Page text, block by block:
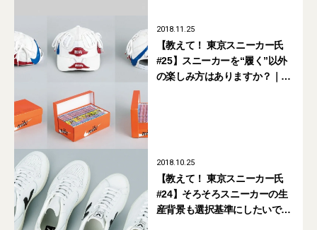
2018.11.25
【教えて！ 東京スニーカー氏
#25】スニーカーを“履く”以外
の楽しみ方はありますか？｜
2018.10.25
【教えて！ 東京スニーカー氏
#24】そろそろスニーカーの生
産背景も選択基準にしたいで